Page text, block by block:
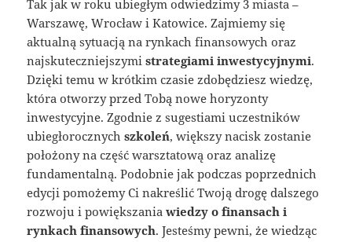
Tak jak w roku ubiegłym odwiedzimy 3 miasta –
Warszawę, Wrocław i Katowice. Zajmiemy się
aktualną sytuacją na rynkach finansowych oraz
najskuteczniejszymistrategiami inwestycyjnymi.
Dzięki temu w krótkim czasie zdobędziesz wiedzę,
która otworzy przed Tobą nowe horyzonty
inwestycyjne. Zgodnie z sugestiami uczestników
ubiegłorocznychszkoleń, większy nacisk zostanie
położony na część warsztatową oraz analizę
fundamentalną. Podobnie jak podczas poprzednich
edycji pomożemy Ci nakreślić Twoją drogę dalszego
rozwoju i powiększaniawiedzy o finansach i
rynkach finansowych. Jesteśmy pewni, że wiedząc